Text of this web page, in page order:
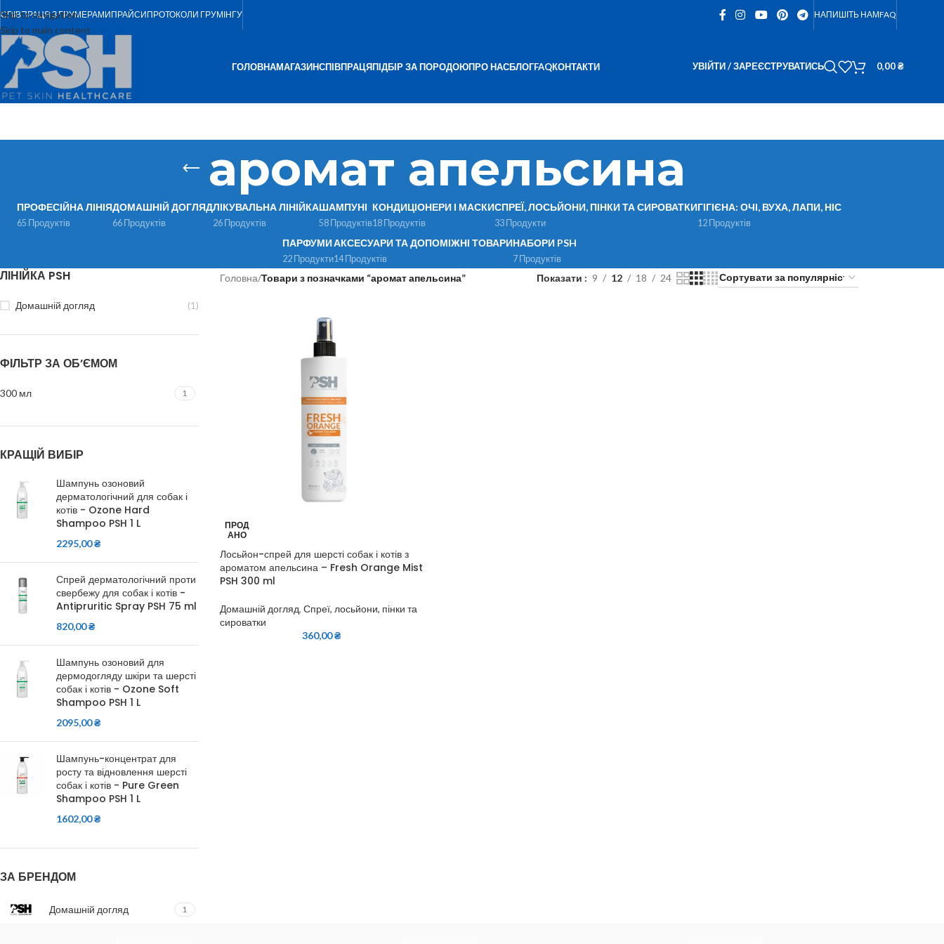
Skip to navigation
Skip to main content
СПІВПРАЦЯ З ГРУМЕРАМИПРАЙСИПРОТОКОЛИ ГРУМІНГУ НАПИШІТЬ НАМFAQ
ГОЛОВНАМАГАЗИНСПІВПРАЦЯПІДБІР ЗА ПОРОДОЮПРО НАСБЛОГFAQКОНТАКТИ УВІЙТИ / ЗАРЕЄСТРУВАТИСЬ 0,00₴
аромат апельсина
ПРОФЕСІЙНА ЛІНІЯ
65 Продуктів
ДОМАШНІЙ ДОГЛЯД
66 Продуктів
ЛІКУВАЛЬНА ЛІНІЙКА
26 Продуктів
ШАМПУНІ
58 Продуктів
КОНДИЦІОНЕРИ І МАСКИ
18 Продуктів
СПРЕЇ, ЛОСЬЙОНИ, ПІНКИ ТА СИРОВАТКИ
33 Продукти
ГІГІЄНА: ОЧІ, ВУХА, ЛАПИ, НІС
12 Продуктів
ПАРФУМИ
22 Продукти
АКСЕСУАРИ ТА ДОПОМІЖНІ ТОВАРИ
14 Продуктів
НАБОРИ PSH
7 Продуктів
ЛІНІЙКА PSH
Домашній догляд (1)
ФІЛЬТР ЗА ОБ’ЄМОМ
300 мл 1
КРАЩІЙ ВИБІР
Шампунь озоновий
дерматологічний для собак і
котів - Ozone Hard
Shampoo PSH 1 L
2295,00₴
Спрей дерматологічний проти
свербежу для собак і котів -
Antipruritic Spray PSH 75 ml
820,00₴
Шампунь озоновий для
дермодогляду шкіри та шерсті
собак і котів - Ozone Soft
Shampoo PSH 1 L
2095,00₴
Шампунь-концентрат для
росту та відновлення шерсті
собак і котів - Pure Green
Shampoo PSH 1 L
1602,00₴
ЗА БРЕНДОМ
Домашній догляд 1
Головна/Товари з позначками “аромат апельсина” Показати 9 12 18 24
ПРОД
АНО
Лосьйон-спрей для шерсті собак і котів з
ароматом апельсина – Fresh Orange Mist
PSH 300 ml
Домашній догляд, Спреї, лосьйони, пінки та
сироватки
360,00₴